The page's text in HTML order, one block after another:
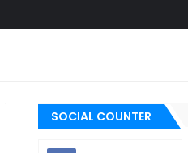
SOCIAL COUNTER